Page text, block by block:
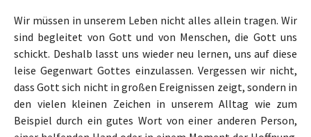
Wir müssen in unserem Leben nicht alles allein tragen. Wir
sind begleitet von Gott und von Menschen, die Gott uns
schickt. Deshalb lasst uns wieder neu lernen, uns auf diese
leise Gegenwart Gottes einzulassen. Vergessen wir nicht,
dass Gott sich nicht in großen Ereignissen zeigt, sondern in
den vielen kleinen Zeichen in unserem Alltag wie zum
Beispiel durch ein gutes Wort von einer anderen Person,